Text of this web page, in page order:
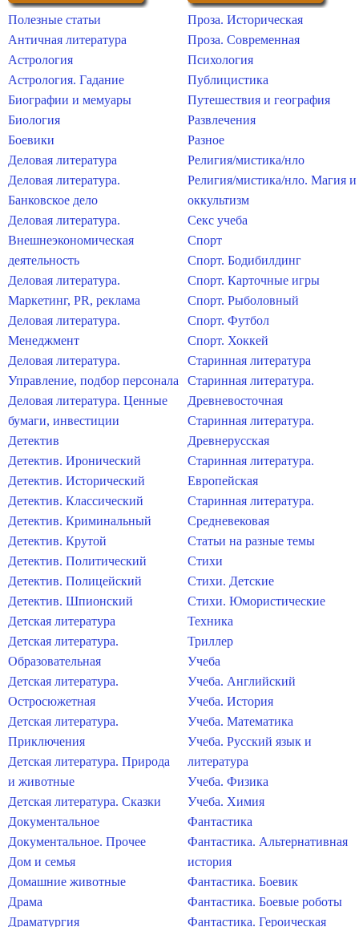
Полезные статьи
Античная литература
Астрология
Астрология. Гадание
Биографии и мемуары
Биология
Боевики
Деловая литература
Деловая литература.
Банковское дело
Деловая литература.
Внешнеэкономическая
деятельность
Деловая литература.
Маркетинг, PR, реклама
Деловая литература.
Менеджмент
Деловая литература.
Управление, подбор персонала
Деловая литература. Ценные
бумаги, инвестиции
Детектив
Детектив. Иронический
Детектив. Исторический
Детектив. Классический
Детектив. Криминальный
Детектив. Крутой
Детектив. Политический
Детектив. Полицейский
Детектив. Шпионский
Детская литература
Детская литература.
Образовательная
Детская литература.
Остросюжетная
Детская литература.
Приключения
Детская литература. Природа
и животные
Детская литература. Сказки
Документальное
Документальное. Прочее
Дом и семья
Домашние животные
Драма
Драматургия
Проза. Историческая
Проза. Современная
Психология
Публицистика
Путешествия и география
Развлечения
Разное
Религия/мистика/нло
Религия/мистика/нло. Магия и
оккультизм
Секс учеба
Спорт
Спорт. Бодибилдинг
Спорт. Карточные игры
Спорт. Рыболовный
Спорт. Футбол
Спорт. Хоккей
Старинная литература
Старинная литература.
Древневосточная
Старинная литература.
Древнерусская
Старинная литература.
Европейская
Старинная литература.
Средневековая
Статьи на разные темы
Стихи
Стихи. Детские
Стихи. Юмористические
Техника
Триллер
Учеба
Учеба. Английский
Учеба. История
Учеба. Математика
Учеба. Русский язык и
литература
Учеба. Физика
Учеба. Химия
Фантастика
Фантастика. Альтернативная
история
Фантастика. Боевик
Фантастика. Боевые роботы
Фантастика. Героическая